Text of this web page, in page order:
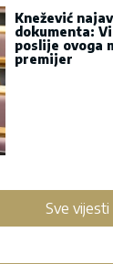
Knežević
dokumenta:
poslije ovoga
premijer
Sve vijesti